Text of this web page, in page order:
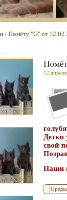
/ Помёту "G" от
12
Детки
свой
Наши